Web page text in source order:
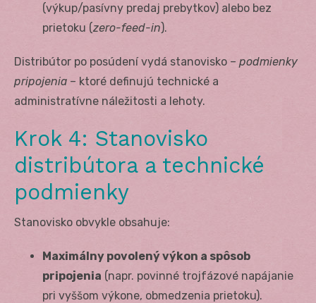
(výkup/pasívny predaj prebytkov) alebo bez
prietoku (zero-feed-in).
Distribútor po posúdení vydá stanovisko – podmienky
pripojenia – ktoré definujú technické a
administratívne náležitosti a lehoty.
Krok 4: Stanovisko
distribútora a technické
podmienky
Stanovisko obvykle obsahuje:
Maximálny povolený výkon a spôsob
pripojenia (napr. povinné trojfázové napájanie
pri vyššom výkone, obmedzenia prietoku).